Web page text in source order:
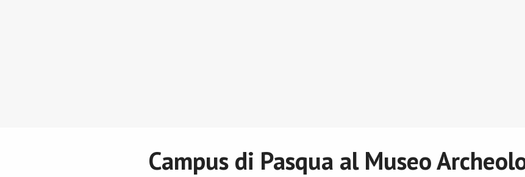
Campus di Pasqua al Museo